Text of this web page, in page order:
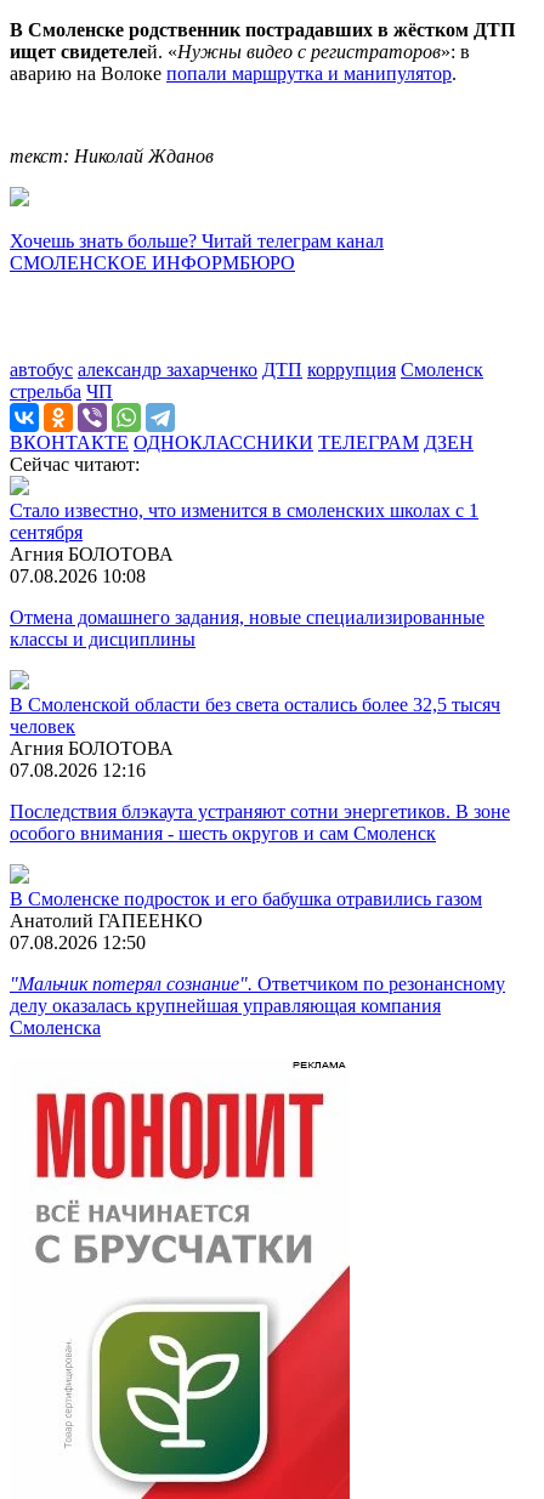
В Смоленске родственник пострадавших в жёстком ДТП
ищет свидетелей. «Нужны видео с регистраторов»: в
аварию на Волоке попали маршрутка и манипулятор.
текст: Николай Жданов
Хочешь знать больше? Читай телеграм канал
СМОЛЕНСКОЕ ИНФОРМБЮРО
автобус александр захарченко ДТП коррупция Смоленск
стрельба ЧП
ВКОНТАКТЕ ОДНОКЛАССНИКИ ТЕЛЕГРАМ ДЗЕН
Сейчас читают:
Стало известно, что изменится в смоленских школах с 1
сентября
Агния БОЛОТОВА
07.08.2026 10:08
Отмена домашнего задания, новые специализированные
классы и дисциплины
В Смоленской области без света остались более 32,5 тысяч
человек
Агния БОЛОТОВА
07.08.2026 12:16
Последствия блэкаута устраняют сотни энергетиков. В зоне
особого внимания - шесть округов и сам Смоленск
В Смоленске подросток и его бабушка отравились газом
Анатолий ГАПЕЕНКО
07.08.2026 12:50
"Мальчик потерял сознание". Ответчиком по резонансному
делу оказалась крупнейшая управляющая компания
Смоленска